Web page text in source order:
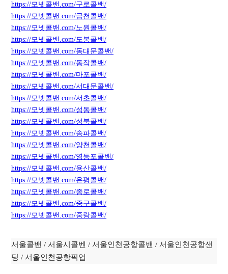
https://모넷콜밴.com/구로콜밴/
https://모넷콜밴.com/금천콜밴/
https://모넷콜밴.com/노원콜밴/
https://모넷콜밴.com/도봉콜밴/
https://모넷콜밴.com/동대문콜밴/
https://모넷콜밴.com/동작콜밴/
https://모넷콜밴.com/마포콜밴/
https://모넷콜밴.com/서대문콜밴/
https://모넷콜밴.com/서초콜밴/
https://모넷콜밴.com/성동콜밴/
https://모넷콜밴.com/성북콜밴/
https://모넷콜밴.com/송파콜밴/
https://모넷콜밴.com/양천콜밴/
https://모넷콜밴.com/영등포콜밴/
https://모넷콜밴.com/용산콜밴/
https://모넷콜밴.com/은평콜밴/
https://모넷콜밴.com/종로콜밴/
https://모넷콜밴.com/중구콜밴/
https://모넷콜밴.com/중랑콜밴/
서울콜밴 / 서울시콜벤 / 서울인천공항콜밴 / 서울인천공항샌
딩 / 서울인천공항픽업